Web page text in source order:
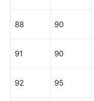
88 90
91 90
92 95